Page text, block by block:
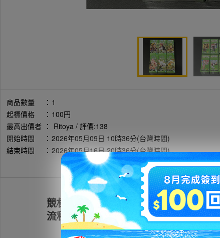
商品數量 ： 1
起標價格
： 100円
最高出價者 ： Ritoya / 評價:138
開始時間
： 2026年05月09日 10時36分(台灣時間)
結束時間
： 2026年05月16日 20時36分(台灣時間)
競標
流程
註冊會員